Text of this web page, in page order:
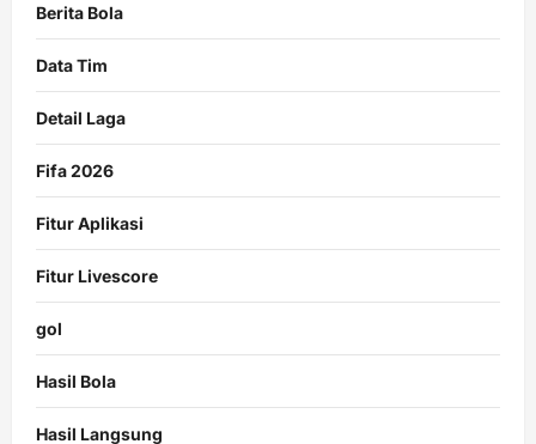
Berita Bola
Data Tim
Detail Laga
Fifa 2026
Fitur Aplikasi
Fitur Livescore
gol
Hasil Bola
Hasil Langsung